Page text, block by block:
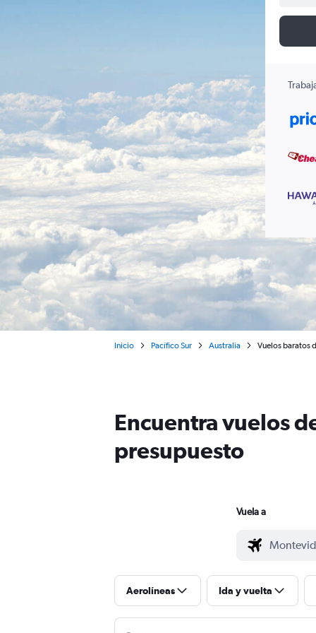
Inicio Pacífico Sur Australia Vuelos baratos
Encuentra vuelos
presupuesto
Vuela a
Aerolíneas Ida y vuelta